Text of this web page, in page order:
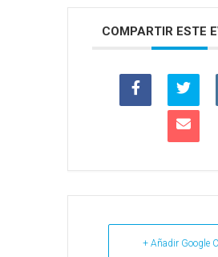
COMPARTIR ESTE
+ Añadir Google